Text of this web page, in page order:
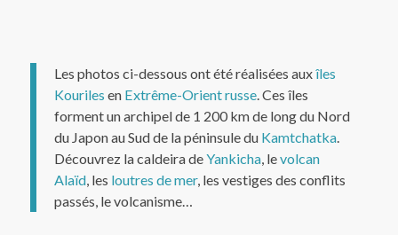
Les photos ci-dessous ont été réalisées auxîles
Kouriles en Extrême-Orient russe. Ces îles
forment un archipel de 1 200 km de long du Nord
du Japon au Sud de la péninsule du Kamtchatka.
Découvrez la caldeira deYankicha, levolcan
Alaïd, les loutres de mer, les vestiges des conflits
passés, le volcanisme…